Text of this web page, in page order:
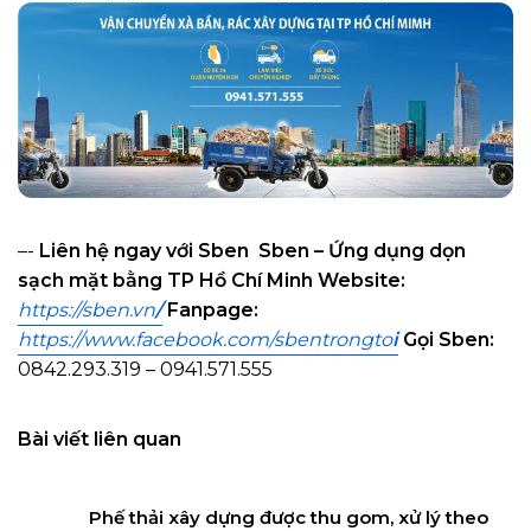
–- Liên hệ ngay với Sben Sben – Ứng dụng dọn
sạch mặt bằng TP Hồ Chí Minh Website:
https://sben.vn/ Fanpage:
https://www.facebook.com/sbentrongtoi Gọi Sben:
0842.293.319 – 0941.571.555
Bài viết liên quan
Phế thải xây dựng được thu gom, xử lý theo